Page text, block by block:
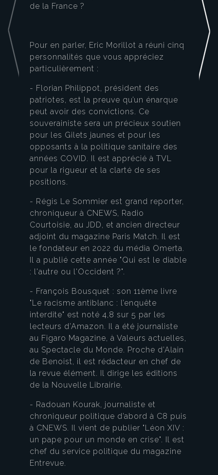
de la France ?
Pour en parler, Eric Morillot a réuni cinq
personnalités que vous appréciez
particulièrement :
- Florian Philippot, président des
patriotes, est la preuve qu’un énarque
peut avoir des convictions. Ce
souverainiste sera un précieux soutien
pour les Gilets jaunes et pour les
opposants à la politique sanitaire des
années COVID. Il est apprécié à TVL
pour la rigueur et la clarté de ses
positions.
- Régis Le Sommier est grand reporter,
chroniqueur à CNEWS, Radio
Courtoisie, au JDD, et ancien directeur
adjoint du magazine Paris Match. Il est
le fondateur en 2022 du média Omerta.
Il a publié cette année "Qui est le diable
: l'autre ou l'Occident ?".
- François Bousquet : son 11ème livre
"Le racisme antiblanc : l’enquête
interdite" est noté 4,8 sur 5 par les
lecteurs d’Amazon. Il a été journaliste
au Figaro Magazine, à Valeurs actuelles,
au Spectacle du Monde. Proche d’Alain
de Benoist, il est rédacteur en chef de
la revue élément. Il dirige les éditions
de la Nouvelle Librairie.
- Radouan Kourak, journaliste et
chroniqueur politique d’abord à C8 puis
à CNEWS. Il vient de publier "Léon XIV :
un pape pour un monde en crise". Il est
chef du service politique du magazine
Entrevue.